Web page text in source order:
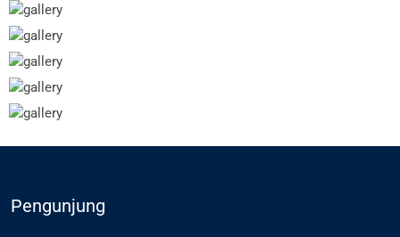
Pengunjung